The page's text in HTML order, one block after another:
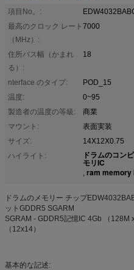
項目No。:
最高のクロック レート
（MHz）:
7000
住所バス幅（かまれ
る）:
18
nterface のタイプ:
POD_15
温度:
0~95
製造者の温度の等級:
商業
マウント:
表面実装
サイズ:
14X12X0.75
ハイライト:
ドラムのコン
モリIC
, ram memory
ドラムのメモリー チップ
ットGDDR5 SGARM
SGRAM - GDDR5記憶IC 4Gb （128M
（12x14）
基本的な記述: